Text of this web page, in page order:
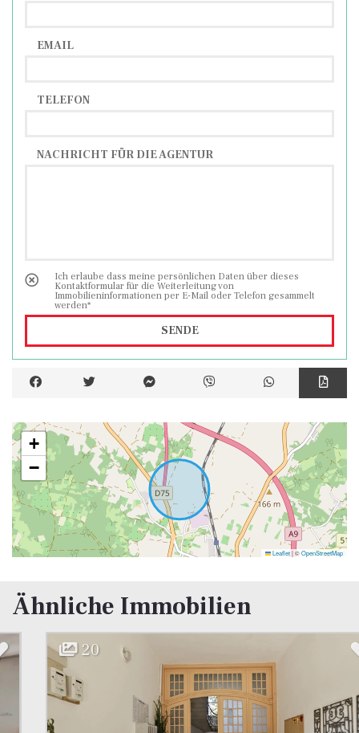
EMAIL
TELEFON
NACHRICHT FÜR DIE AGENTUR
Ich erlaube dass meine persönlichen Daten über dieses
Kontaktformular für die Weiterleitung von
Immobilieninformationen per E-Mail oder Telefon gesammelt
werden*
SENDE
+
−
Leaflet|©OpenStreetMap
Ähnliche Immobilien
20